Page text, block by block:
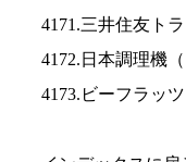
4171.三井住友ト
4172.日本調理機（
4173.ビーフラッ